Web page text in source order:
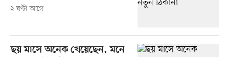
২ ঘণ্টা আগে
ছয় মাসে অনেক খেয়েছেন, মনে